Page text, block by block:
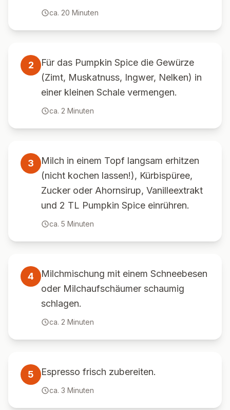
ca. 20 Minuten
2
Für das Pumpkin Spice die Gewürze
(Zimt, Muskatnuss, Ingwer, Nelken) in
einer kleinen Schale vermengen.
ca. 2 Minuten
3
Milch in einem Topf langsam erhitzen
(nicht kochen lassen!), Kürbispüree,
Zucker oder Ahornsirup, Vanilleextrakt
und 2 TL Pumpkin Spice einrühren.
ca. 5 Minuten
4
Milchmischung mit einem Schneebesen
oder Milchaufschäumer schaumig
schlagen.
ca. 2 Minuten
5 Espresso frisch zubereiten.
ca. 3 Minuten